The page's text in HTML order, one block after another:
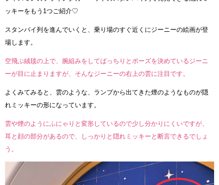
ッキーをもう1つご紹介♡
スタンバイ列を進んでいくと、乗り場のすぐ近くにジーニーの絵画が登
場します。
空飛ぶ絨毯の上で、腕組みをしてばっちりとポーズを決めているジーニ
ーが目に止まりますが、そんなジーニーの右上の雲に注目です。
よくみてみると、雲のような、ランプから出てきた煙のようなものが隠
れミッキーの形になっています。
雲や煙のようにふにゃりと変形しているので少し分かりにくいですが、
耳と顔の部分があるので、しっかりと隠れミッキーと断言できるでしょ
う。